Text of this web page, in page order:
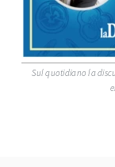
Sul quotidiano la